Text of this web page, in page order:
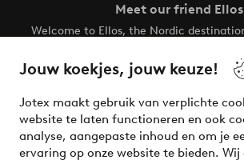
Jouw koekjes, jouw keuze!
Jotex maakt gebruik van verplichte
website te laten functioneren en ook
analyse, aangepaste inhoud en om je
ervaring op onze website te bieden. Wij
Meet our friend Ellos
Welcome to Ellos, the Nordic
your wardrobe. Your next inspiring